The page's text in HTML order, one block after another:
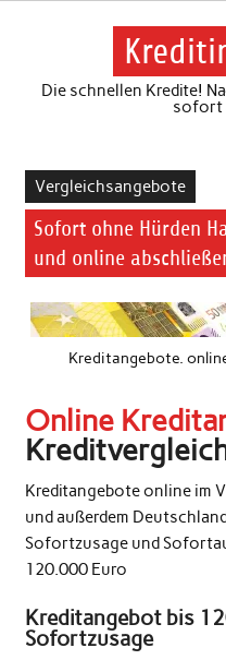
Skip
Die schnellen Kredite!
sofort
Vergleichsangebote
Sofort ohne Hürden
und online
Kreditangebote.
Online
Kreditangebote online im
und außerdem
Sofortzusage und
120.000 Euro
Kreditangebot bis
Sofortzusage